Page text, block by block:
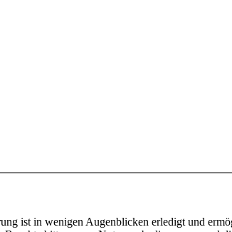
ist in wenigen Augenblicken erledigt und